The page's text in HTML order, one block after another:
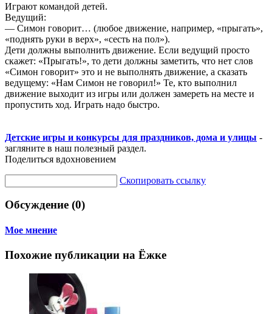
Играют командой детей.
Ведущий:
— Симон говорит… (любое движение, например, «прыгать»,
«поднять руки в верх», «сесть на пол»).
Дети должны выполнить движение. Если ведущий просто
скажет: «Прыгать!», то дети должны заметить, что нет слов
«Симон говорит» это и не выполнять движение, а сказать
ведущему: «Нам Симон не говорил!» Те, кто выполнил
движение выходит из игры или должен замереть на месте и
пропустить ход. Играть надо быстро.
Детские игры и конкурсы для праздников, дома и улицы -
загляните в наш полезный раздел.
Поделиться вдохновением
Скопировать ссылку
Обсуждение (0)
Мое мнение
Похожие публикации на Ёжке